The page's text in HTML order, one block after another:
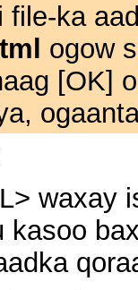
file-ka
ogow
[OK]
waxay